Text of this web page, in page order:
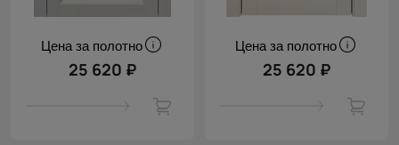
Цена за полотно
25 620 ₽
Цена за полотно
25 620 ₽